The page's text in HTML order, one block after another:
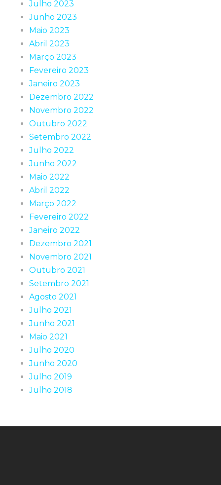
Julho 2023
Junho 2023
Maio 2023
Abril 2023
Março 2023
Fevereiro 2023
Janeiro 2023
Dezembro 2022
Novembro 2022
Outubro 2022
Setembro 2022
Julho 2022
Junho 2022
Maio 2022
Abril 2022
Março 2022
Fevereiro 2022
Janeiro 2022
Dezembro 2021
Novembro 2021
Outubro 2021
Setembro 2021
Agosto 2021
Julho 2021
Junho 2021
Maio 2021
Julho 2020
Junho 2020
Julho 2019
Julho 2018